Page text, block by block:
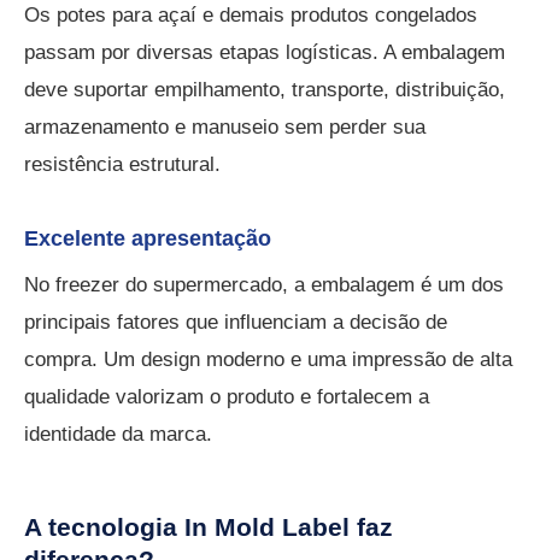
Os potes para açaí e demais produtos congelados
passam por diversas etapas logísticas. A embalagem
deve suportar empilhamento, transporte, distribuição,
armazenamento e manuseio sem perder sua
resistência estrutural.
Excelente apresentação
No freezer do supermercado, a embalagem é um dos
principais fatores que influenciam a decisão de
compra. Um design moderno e uma impressão de alta
qualidade valorizam o produto e fortalecem a
identidade da marca.
A tecnologia In Mold Label faz